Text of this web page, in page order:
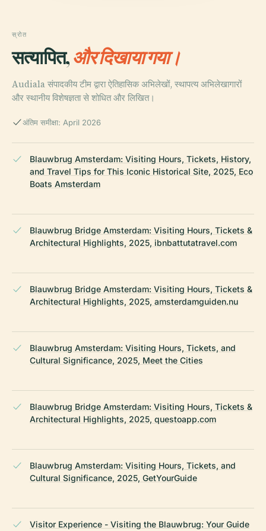
स्रोत
सत्यापित,और दिखाया गया।
Audiala संपादकीय टीम द्वारा ऐतिहासिक अभिलेखों, स्थापत्य अभिलेखागारों
और स्थानीय विशेषज्ञता से शोधित और लिखित।
अंतिम समीक्षा: April 2026
Blauwbrug Amsterdam: Visiting Hours, Tickets, History,
and Travel Tips for This Iconic Historical Site, 2025, Eco
Boats Amsterdam
Blauwbrug Bridge Amsterdam: Visiting Hours, Tickets &
Architectural Highlights, 2025, ibnbattutatravel.com
Blauwbrug Bridge Amsterdam: Visiting Hours, Tickets &
Architectural Highlights, 2025, amsterdamguiden.nu
Blauwbrug Amsterdam: Visiting Hours, Tickets, and
Cultural Significance, 2025, Meet the Cities
Blauwbrug Bridge Amsterdam: Visiting Hours, Tickets &
Architectural Highlights, 2025, questoapp.com
Blauwbrug Amsterdam: Visiting Hours, Tickets, and
Cultural Significance, 2025, GetYourGuide
Visitor Experience - Visiting the Blauwbrug: Your Guide